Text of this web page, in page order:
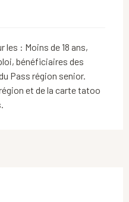
: Moins de 18 ans,
bénéficiaires des
Pass région senior.
et de la carte tatoo